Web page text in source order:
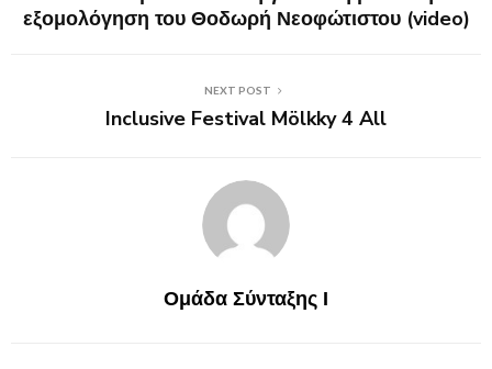
εξομολόγηση του Θοδωρή Νεοφώτιστου (video)
NEXT POST
Inclusive Festival Mölkky 4 All
Ομάδα Σύνταξης Ι